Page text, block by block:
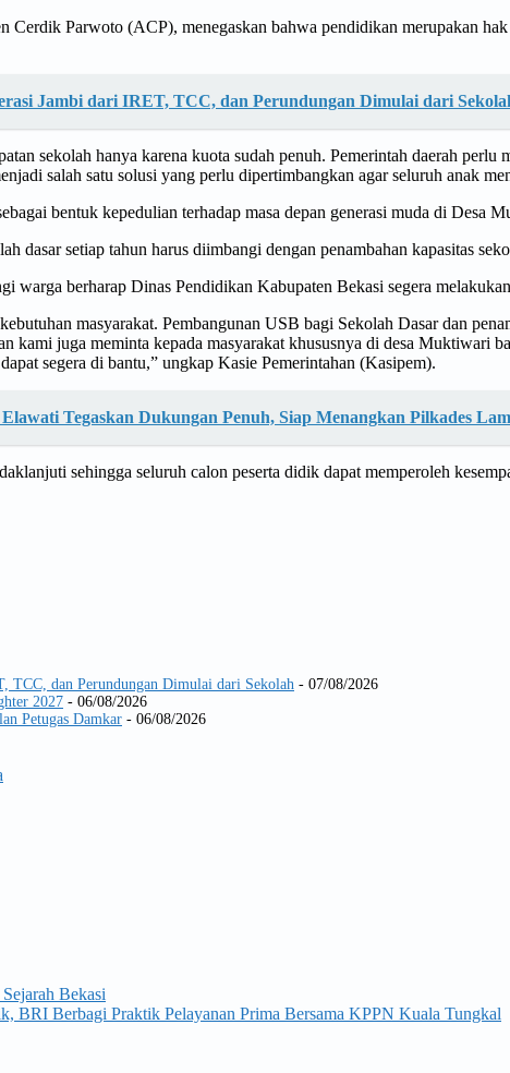
Parwoto (ACP), menegaskan bahwa pendidikan merupakan
Jambi dari IRET, TCC, dan Perundungan Dimulai dari
sekolah hanya karena kuota sudah penuh. Pemerintah daerah
salah satu solusi yang perlu dipertimbangkan agar seluruh anak
bentuk kepedulian terhadap masa depan generasi muda di Desa
dasar setiap tahun harus diimbangi dengan penambahan kapasitas
warga berharap Dinas Pendidikan Kabupaten Bekasi segera
masyarakat. Pembangunan USB bagi Sekolah Dasar dan
kami juga meminta kepada masyarakat khususnya di desa
segera di bantu,” ungkap Kasie Pemerintahan (Kasipem).
Tegaskan Dukungan Penuh, Siap Menangkan Pilkades
sehingga seluruh calon peserta didik dapat memperoleh
TCC, dan Perundungan Dimulai dari Sekolah - 07/08/2026
2027 - 06/08/2026
Petugas Damkar - 06/08/2026
Bekasi
BRI Berbagi Praktik Pelayanan Prima Bersama KPPN Kuala Tungkal